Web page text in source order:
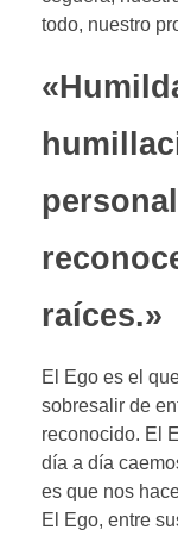
todo, nuestro
raíces.»
El Ego es el
sobresalir de
reconocido. El
día a día
es que nos
El Ego, entre